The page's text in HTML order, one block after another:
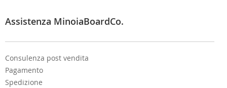
e
:
Assistenza MinoiaBoardCo.
Consulenza post vendita
Pagamento
Spedizione